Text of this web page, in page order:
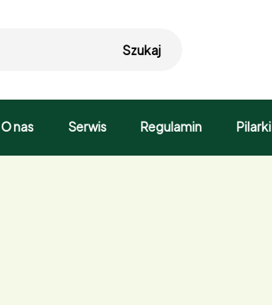
Szukaj
O nas Serwis Regulamin Pilarki